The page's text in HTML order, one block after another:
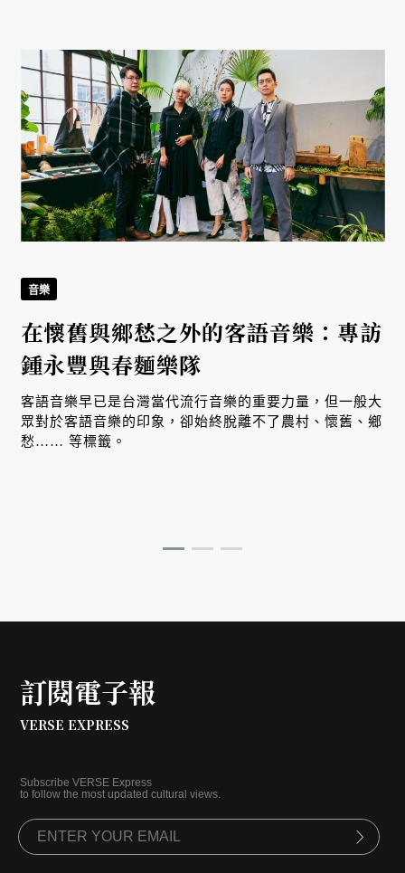
音樂
在懷舊與鄉愁之外的客語音樂：專訪
鍾永豐與春麵樂隊
客語音樂早已是台灣當代流行音樂的重要力量，但一般大
眾對於客語音樂的印象，卻始終脫離不了農村、懷舊、鄉
愁…… 等標籤。
訂閱電子報
VERSE EXPRESS
Subscribe VERSE Express
to follow the most updated cultural views.